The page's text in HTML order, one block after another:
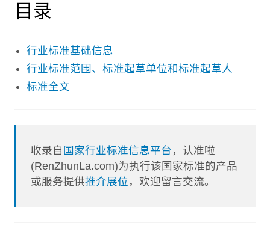
目录
行业标准基础信息
行业标准范围、标准起草单位和标准起草人
标准全文
收录自 国家行业标准信息平台 ，认准啦
(RenZhunLa.com)为执行该国家标准的产品
或服务提供推介展位 ，欢迎留言交流。